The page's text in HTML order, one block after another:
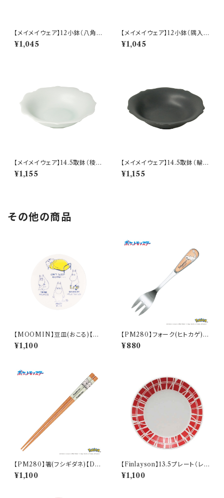
【メイメイウェア】12小鉢（八角
青磁) O-M45404
¥1,045
【メイメイウェア】12小鉢（隅入
薄灰) O-M45505
¥1,045
【メイメイウェア】14.5取鉢（稜花
青白) O-M44402
¥1,155
【メイメイウェア】14.5取鉢（輪花
黒錆) O-M44503
¥1,155
その他の商品
【MOOMIN】豆皿(おこる)【M
M14000】MM14003-333
¥1,100
【PM280】フォーク(ヒトカゲ)
【Daily Sketch】PM282-851
¥880
【PM280】箸(フシギダネ)【Dail
y Sketch】PM281-840
¥1,100
【Finlayson】13.5プレート（レッ
ド）【コロナ】
¥1,100